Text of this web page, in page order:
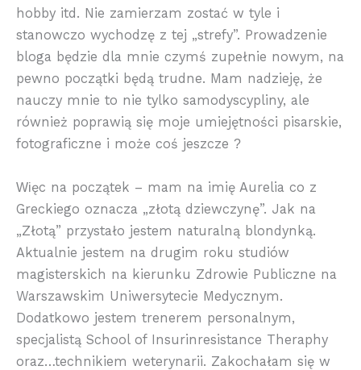
hobby itd. Nie zamierzam zostać w tyle i
stanowczo wychodzę z tej „strefy”. Prowadzenie
bloga będzie dla mnie czymś zupełnie nowym, na
pewno początki będą trudne. Mam nadzieję, że
nauczy mnie to nie tylko samodyscypliny, ale
również poprawią się moje umiejętności pisarskie,
fotograficzne i może coś jeszcze ?
Więc na początek – mam na imię Aurelia co z
Greckiego oznacza „złotą dziewczynę”. Jak na
„Złotą” przystało jestem naturalną blondynką.
Aktualnie jestem na drugim roku studiów
magisterskich na kierunku Zdrowie Publiczne na
Warszawskim Uniwersytecie Medycznym.
Dodatkowo jestem trenerem personalnym,
specjalistą School of Insurinresistance Theraphy
oraz…technikiem weterynarii. Zakochałam się w